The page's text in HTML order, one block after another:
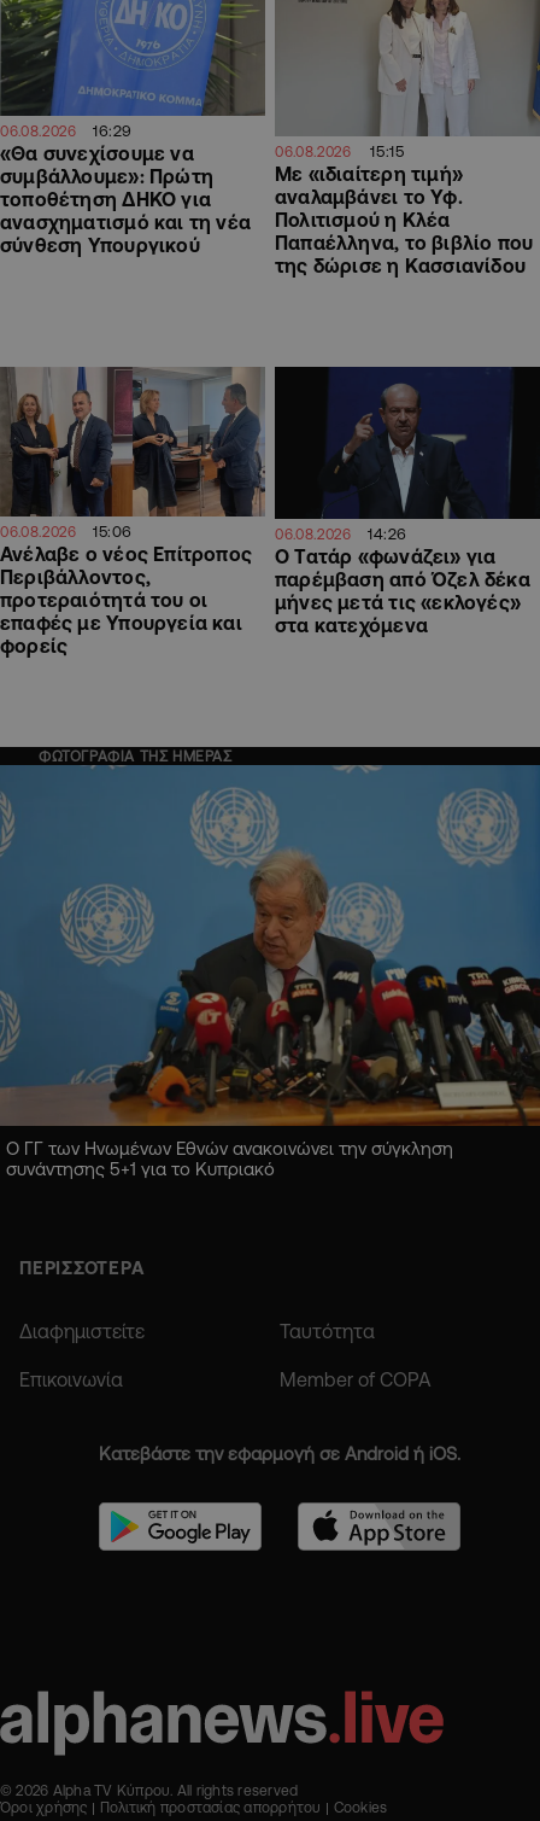
06.08.2026 16:29
«Θα συνεχίσουμε να
συμβάλλουμε»: Πρώτη
τοποθέτηση ΔΗΚΟ για
ανασχηματισμό και τη νέα
σύνθεση Υπουργικού
06.08.2026 15:15
Με «ιδιαίτερη τιμή»
αναλαμβάνει το Υφ.
Πολιτισμού η Κλέα
Παπαέλληνα, το βιβλίο που
της δώρισε η Κασσιανίδου
06.08.2026 15:06
Ανέλαβε ο νέος Επίτροπος
Περιβάλλοντος,
προτεραιότητά του οι
επαφές με Υπουργεία και
φορείς
06.08.2026 14:26
Ο Τατάρ «φωνάζει» για
παρέμβαση από Όζελ δέκα
μήνες μετά τις «εκλογές»
στα κατεχόμενα
ΦΩΤΟΓΡΑΦΙΑ ΤΗΣ ΗΜΕΡΑΣ
Ο ΓΓ των Ηνωμένων Εθνών ανακοινώνει την σύγκληση
συνάντησης 5+1 για το Κυπριακό
ΠΕΡΙΣΣΟΤΕΡΑ
Διαφημιστείτε Ταυτότητα
Επικοινωνία Member of COPA
Κατεβάστε την εφαρμογή σε Android ή iOS.
© 2026 Alpha TV Κύπρου. All rights reserved
Όροι χρήσης
Πολιτική προστασίας απορρήτου Cookies